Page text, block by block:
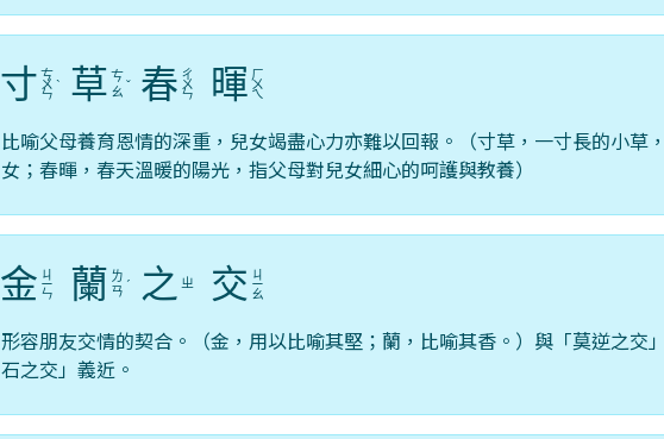
寸 ㄘ
ㄨ
ㄣ
ˋ 草 ㄘ
ㄠ ˇ 春 ㄔ
ㄨ
ㄣ 暉 ㄏ
ㄨ
ㄟ
比喻父母養育恩情的深重，兒女竭盡心力亦難以回報。（寸草，一寸長的小草
女；春暉，春天溫暖的陽光，指父母對兒女細心的呵護與教養）
金 ㄐ
ㄧ
ㄣ 蘭 ㄌ
ㄢ ˊ 之 ㄓ 交 ㄐ
ㄧ
ㄠ
形容朋友交情的契合。（金，用以比喻其堅；蘭，比喻其香。）與「莫逆之交
石之交」義近。